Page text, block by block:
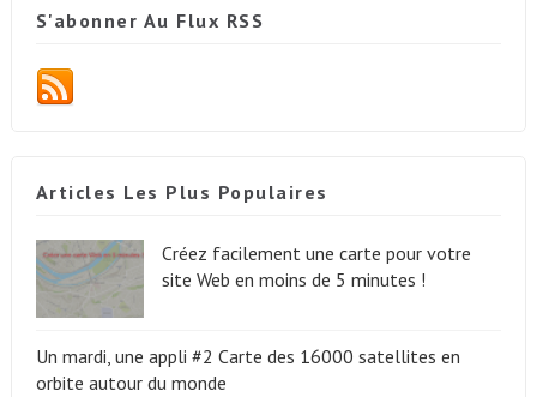
S'abonner Au Flux RSS
Articles Les Plus Populaires
Créez facilement une carte pour votre
site Web en moins de 5 minutes !
Un mardi, une appli #2 Carte des 16000 satellites en
orbite autour du monde